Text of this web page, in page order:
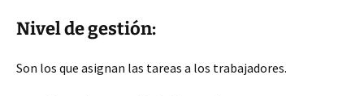
Nivel de gestión:
Son los que asignan las tareas a los trabajadores.